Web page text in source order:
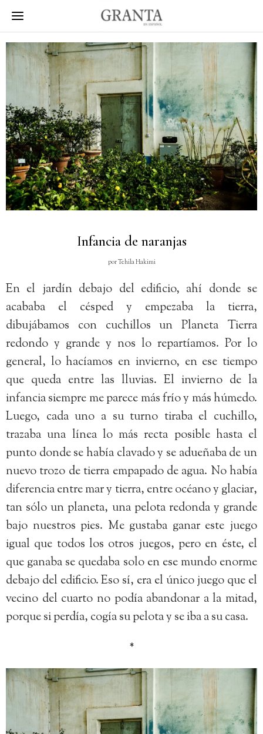
Infancia de naranjas
porTehila Hakimi
En el jardín debajo del edificio, ahí donde se
acababa el césped y empezaba la tierra,
dibujábamos con cuchillos un Planeta Tierra
redondo y grande y nos lo repartíamos. Por lo
general, lo hacíamos en invierno, en ese tiempo
que queda entre las lluvias. El invierno de la
infancia siempre me parece más frío y más húmedo.
Luego, cada uno a su turno tiraba el cuchillo,
trazaba una línea lo más recta posible hasta el
punto donde se había clavado y se adueñaba de un
nuevo trozo de tierra empapado de agua. No había
diferencia entre mar y tierra, entre océano y glaciar,
tan sólo un planeta, una pelota redonda y grande
bajo nuestros pies. Me gustaba ganar este juego
igual que todos los otros juegos, pero en éste, el
que ganaba se quedaba solo en ese mundo enorme
debajo del edificio. Eso sí, era el único juego que el
vecino del cuarto no podía abandonar a la mitad,
porque si perdía, cogía su pelota y se iba a su casa.
*